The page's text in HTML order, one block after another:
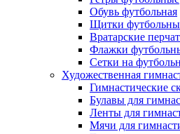
Обувь футбольная
Щитки
Вратарские
Флажки
Сетки на
Художественная
Гимнастические
Булавы для
Ленты для
Мячи для